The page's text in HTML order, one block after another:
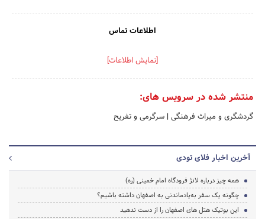
اطلاعات تماس
[نمایش اطلاعات]
منتشر شده در سرویس های:
گردشگری و میراث فرهنگی | سرگرمی و تفریح
آخرین اخبار فلای تودی
همه چیز درباره لانژ فرودگاه امام خمینی (ره)
چگونه یک سفر به‌یادماندنی به اصفهان داشته باشیم؟
این بوتیک هتل های اصفهان را از دست ندهید